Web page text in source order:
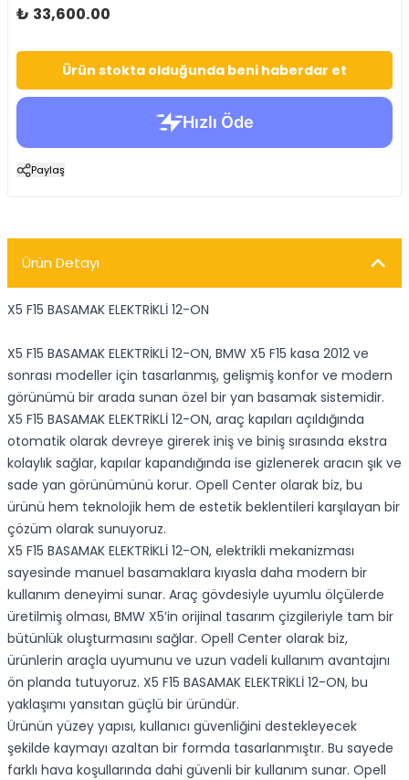
₺ 33,600.00
Ürün stokta olduğunda beni haberdar et
Paylaş
Ürün Detayı
X5 F15 BASAMAK ELEKTRİKLİ 12-ON
X5 F15 BASAMAK ELEKTRİKLİ 12-ON, BMW X5 F15 kasa 2012 ve
sonrası modeller için tasarlanmış, gelişmiş konfor ve modern
görünümü bir arada sunan özel bir yan basamak sistemidir.
X5 F15 BASAMAK ELEKTRİKLİ 12-ON, araç kapıları açıldığında
otomatik olarak devreye girerek iniş ve biniş sırasında ekstra
kolaylık sağlar, kapılar kapandığında ise gizlenerek aracın şık ve
sade yan görünümünü korur. Opell Center olarak biz, bu
ürünü hem teknolojik hem de estetik beklentileri karşılayan bir
çözüm olarak sunuyoruz.
X5 F15 BASAMAK ELEKTRİKLİ 12-ON, elektrikli mekanizması
sayesinde manuel basamaklara kıyasla daha modern bir
kullanım deneyimi sunar. Araç gövdesiyle uyumlu ölçülerde
üretilmiş olması, BMW X5’in orijinal tasarım çizgileriyle tam bir
bütünlük oluşturmasını sağlar. Opell Center olarak biz,
ürünlerin araçla uyumunu ve uzun vadeli kullanım avantajını
ön planda tutuyoruz. X5 F15 BASAMAK ELEKTRİKLİ 12-ON, bu
yaklaşımı yansıtan güçlü bir üründür.
Ürünün yüzey yapısı, kullanıcı güvenliğini destekleyecek
şekilde kaymayı azaltan bir formda tasarlanmıştır. Bu sayede
farklı hava koşullarında dahi güvenli bir kullanım sunar. Opell